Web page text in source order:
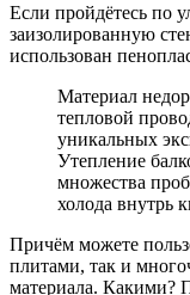
Если пройдётесь по
заизолированную
использован
Материал
тепловой
уникальных
Утепление
множества
холода внутрь
Причём можете
плитами, так и
материала. Какими?